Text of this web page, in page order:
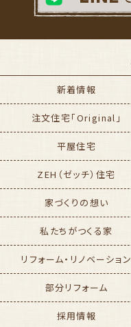
新着情報
注文住宅「Original」
平屋住宅
ZEH（ゼッチ）住宅
家づくりの想い
私たちがつくる家
リフォーム・リノベーション
部分リフォーム
採用情報